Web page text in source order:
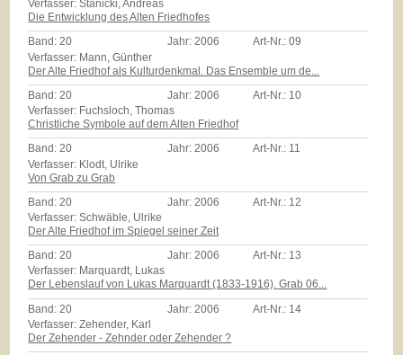
Verfasser: Stanicki, Andreas
Die Entwicklung des Alten Friedhofes
Band:20 Jahr:2006 Art-Nr.:09
Verfasser: Mann, Günther
Der Alte Friedhof als Kulturdenkmal. Das Ensemble um de...
Band:20 Jahr:2006 Art-Nr.: 10
Verfasser: Fuchsloch, Thomas
Christliche Symbole auf dem Alten Friedhof
Band:20 Jahr:2006 Art-Nr.: 11
Verfasser: Klodt, Ulrike
Von Grab zu Grab
Band: 20 Jahr: 2006 Art-Nr.: 12
Verfasser: Schwäble, Ulrike
Der Alte Friedhof im Spiegel seiner Zeit
Band:20 Jahr:2006 Art-Nr.: 13
Verfasser: Marquardt, Lukas
Der Lebenslauf von Lukas Marquardt (1833-1916). Grab 06...
Band: 20 Jahr: 2006 Art-Nr.: 14
Verfasser: Zehender, Karl
Der Zehender - Zehnder oder Zehender ?